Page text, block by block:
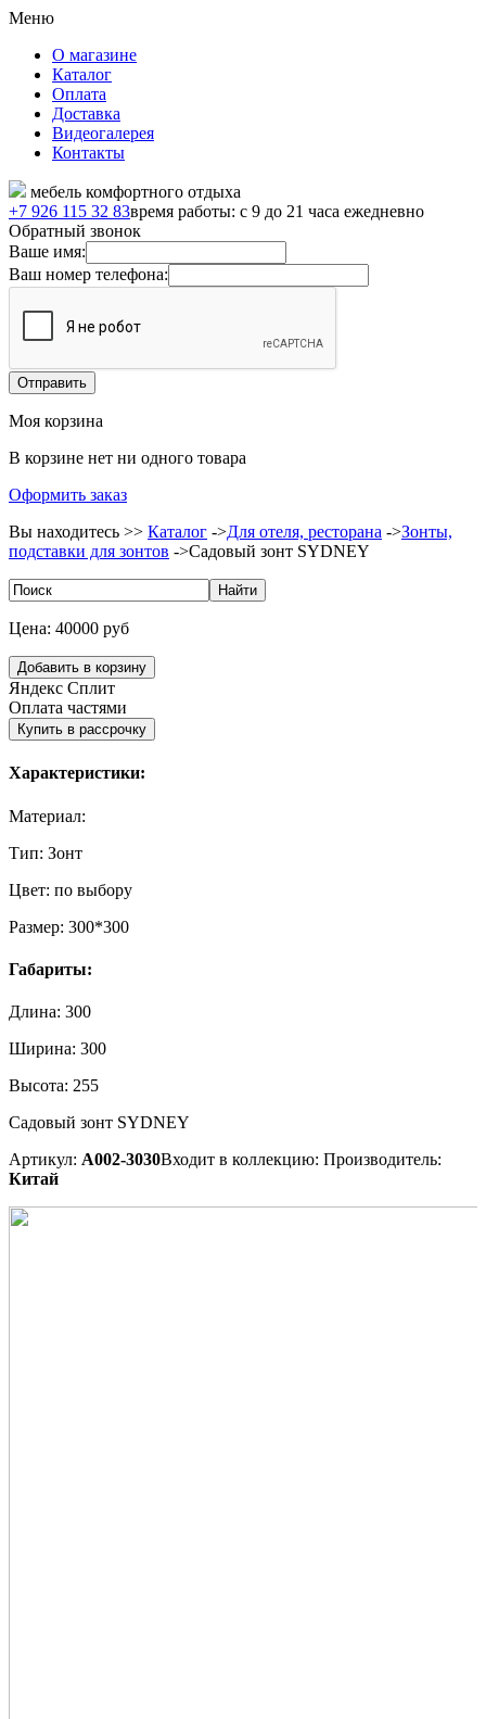
Меню
О магазине
Каталог
Оплата
Доставка
Видеогалерея
Контакты
мебель комфортного отдыха
+7 926 115 32 83время работы: с 9 до 21 часа ежедневно
Обратный звонок
Ваше имя:
Ваш номер телефона:
Моя корзина
В корзине нет ни одного товара
Оформить заказ
Вы находитесь >> Каталог ->Для отеля, ресторана ->Зонты,
подставки для зонтов ->Садовый зонт SYDNEY
Цена: 40000 руб
Яндекс Сплит
Оплата частями
Характеристики:
Материал:
Тип: Зонт
Цвет: по выбору
Размер: 300*300
Габариты:
Длина: 300
Ширина: 300
Высота: 255
Садовый зонт SYDNEY
Артикул: A002-3030Входит в коллекцию: Производитель:
Китай